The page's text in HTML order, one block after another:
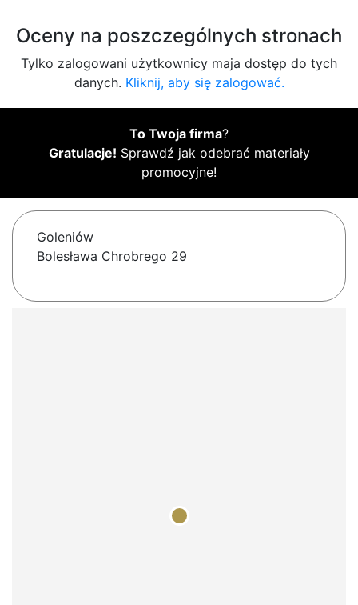
Oceny na poszczególnych stronach
Tylko zalogowani użytkownicy maja dostęp do tych
danych. Kliknij, aby się zalogować.
To Twoja firma?
Gratulacje! Sprawdź jak odebrać materiały
promocyjne!
Goleniów
Bolesława Chrobrego 29